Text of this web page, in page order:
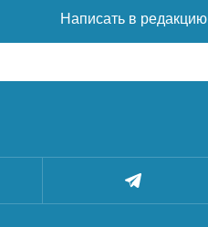
Написать в редакцию